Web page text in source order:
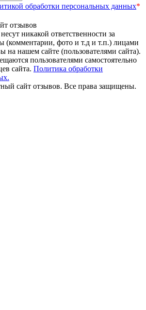
обработки персональных данных*
отзывов
никакой ответственности за
(комментарии, фото и т.д и т.п.) лицами
на нашем сайте (пользователями сайта).
пользователями самостоятельно
сайта. Политика обработки
сайт отзывов. Все права защищены.